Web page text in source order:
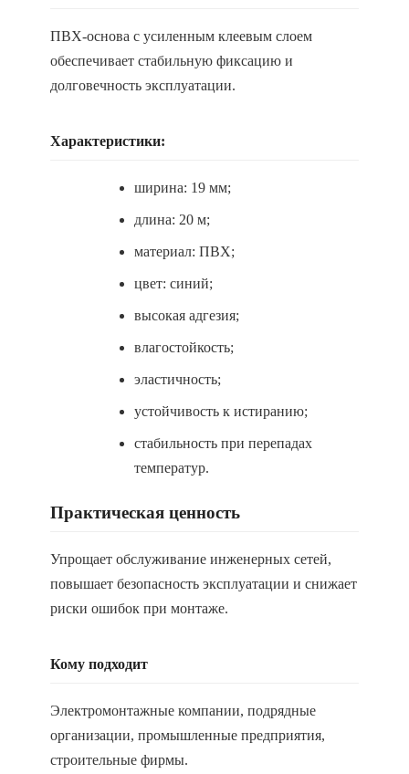
ПВХ-основа с усиленным клеевым слоем
обеспечивает стабильную фиксацию и
долговечность эксплуатации.
Характеристики:
ширина: 19 мм;
длина: 20 м;
материал: ПВХ;
цвет: синий;
высокая адгезия;
влагостойкость;
эластичность;
устойчивость к истиранию;
стабильность при перепадах
температур.
Практическая ценность
Упрощает обслуживание инженерных сетей,
повышает безопасность эксплуатации и снижает
риски ошибок при монтаже.
Кому подходит
Электромонтажные компании, подрядные
организации, промышленные предприятия,
строительные фирмы.